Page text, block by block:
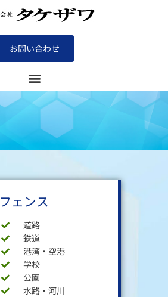
お問い合わせ
フェンス
道路
鉄道
港湾・空港
学校
公園
水路・河川